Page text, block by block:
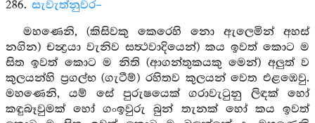
286. සැවැත්නුවර–
මහණෙනි, (කිසිවකු කෙරෙහි නො ඇලෙමින් අහස්
නගින) චන්‍ද්‍රයා වැනිව සත්‍ථවාදියෙන්) කය ඉවත් කොට ම
සිත ඉවත් කොට ම නිති (ආගන්තුකයකු මෙන්) අලුත් ව
කුලයන්හි ප්‍රගල්භ (ගැටීම්) රහිතව කුලයන් වෙත එළඹෙවු.
මහණෙනි, යම් සේ පුරුෂයෙක් ගරාවැටුනු ලිඳක් හෝ
කඳුබෑවුමක් හෝ ගංඉවුරු බුන් තැනක් හෝ කය ඉවත්